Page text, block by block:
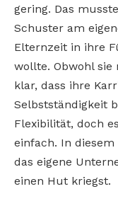
gering. Das
Schuster am
Elternzeit in ihre
wollte. Obwohl
klar, dass ihre
Selbstständigkeit
Flexibilität, doch
einfach. In
das eigene
einen Hut kriegst.